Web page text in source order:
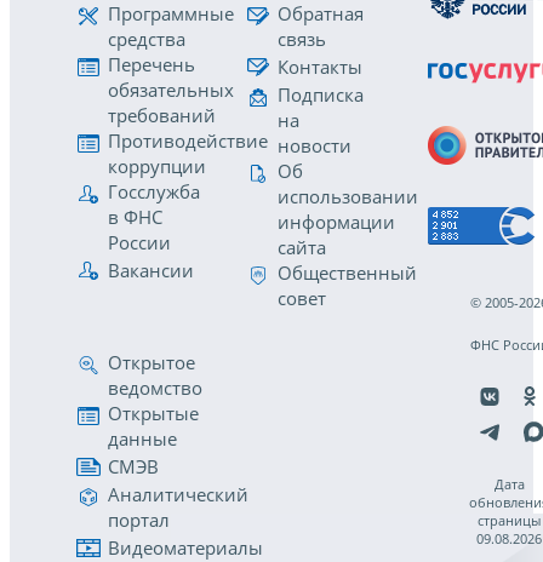
Программные
средства
Перечень
обязательных
требований
Противодействие
коррупции
Госслужба
в ФНС
России
Вакансии
Обратная
связь
Контакты
Подписка
на
новости
Об
использовании
информации
сайта
Общественный
совет
Открытое
ведомство
Открытые
данные
СМЭВ
Аналитический
портал
Видеоматериалы
© 2005-
ФНС
Дата
страницы
09.08.2026